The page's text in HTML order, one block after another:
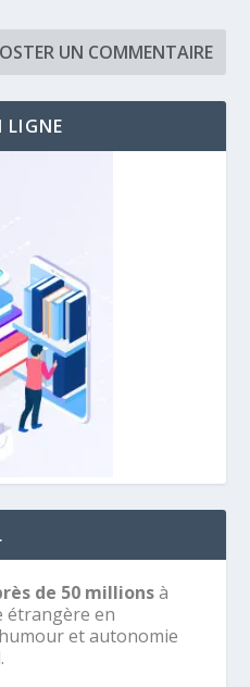
LIGNE
de 50 millionsà
étrangère en
et autonomie